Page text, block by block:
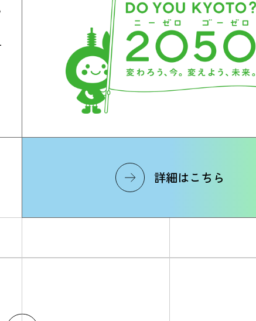
詳細はこちら